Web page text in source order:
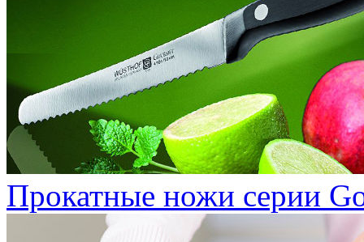
Прокатные ножи серии